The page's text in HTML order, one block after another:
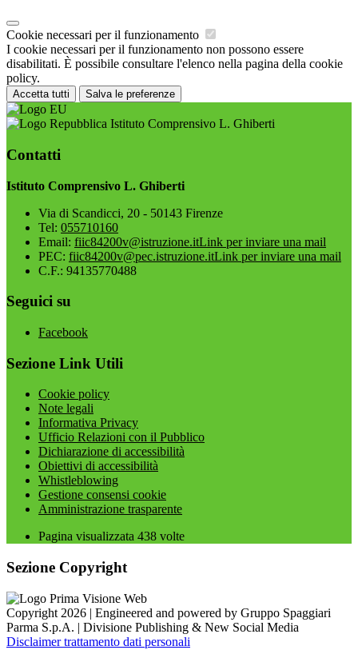
Cookie necessari per il funzionamento
I cookie necessari per il funzionamento non possono essere
disabilitati. È possibile consultare l'elenco nella pagina della cookie
policy.
Accetta tutti Salva le preferenze
Istituto Comprensivo L. Ghiberti
Contatti
Istituto Comprensivo L. Ghiberti
Via di Scandicci, 20 - 50143 Firenze
Tel: 055710160
Email: fiic84200v@istruzione.itLink per inviare una mail
PEC: fiic84200v@pec.istruzione.itLink per inviare una mail
C.F.: 94135770488
Seguici su
Facebook
Sezione Link Utili
Cookie policy
Note legali
Informativa Privacy
Ufficio Relazioni con il Pubblico
Dichiarazione di accessibilità
Obiettivi di accessibilità
Whistleblowing
Gestione consensi cookie
Amministrazione trasparente
Pagina visualizzata 438 volte
Sezione Copyright
Copyright 2026 | Engineered and powered by Gruppo Spaggiari
Parma S.p.A. | Divisione Publishing & New Social Media
Disclaimer trattamento dati personali